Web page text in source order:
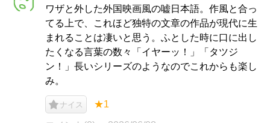
ワザと外した外国映画風の嘘日本語。作風と合っ
てる上で、これほど独特の文章の作品が現代に生
まれることは凄いと思う。ふとした時に口に出し
たくなる言葉の数々「イヤーッ！」「タツジ
ン！」長いシリーズのようなのでこれからも楽し
み。
ナイス ★1